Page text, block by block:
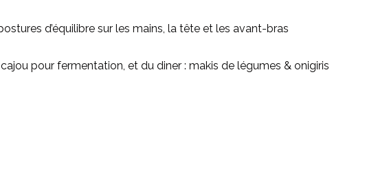
d’équilibre sur les mains, la tête et les avant-bras
pour fermentation, et du diner : makis de légumes & onigiris